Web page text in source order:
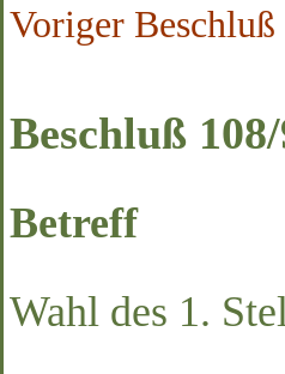
Voriger Beschluß
Beschluß
Betreff
Wahl des 1.